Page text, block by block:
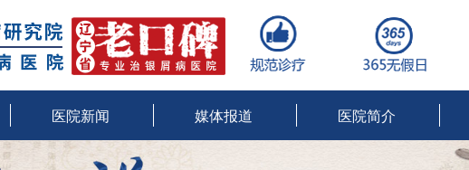
医院新闻 媒体报道 医院简介